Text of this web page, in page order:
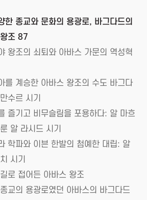
한 종교와 문화의 용광로, 바그다드의
조 87
왕조의 쇠퇴와 아바스 가문의 역성혁
를 계승한 아바스 왕조의 수도 바그다
수르 시기
즐기고 비무슬림을 포용하다: 알 마흐
알 라시드 시기
학파와 이븐 한발의 첨예한 대립: 알
시기
로 접어든 아바스 왕조
교의 용광로였던 아바스의 바그다드